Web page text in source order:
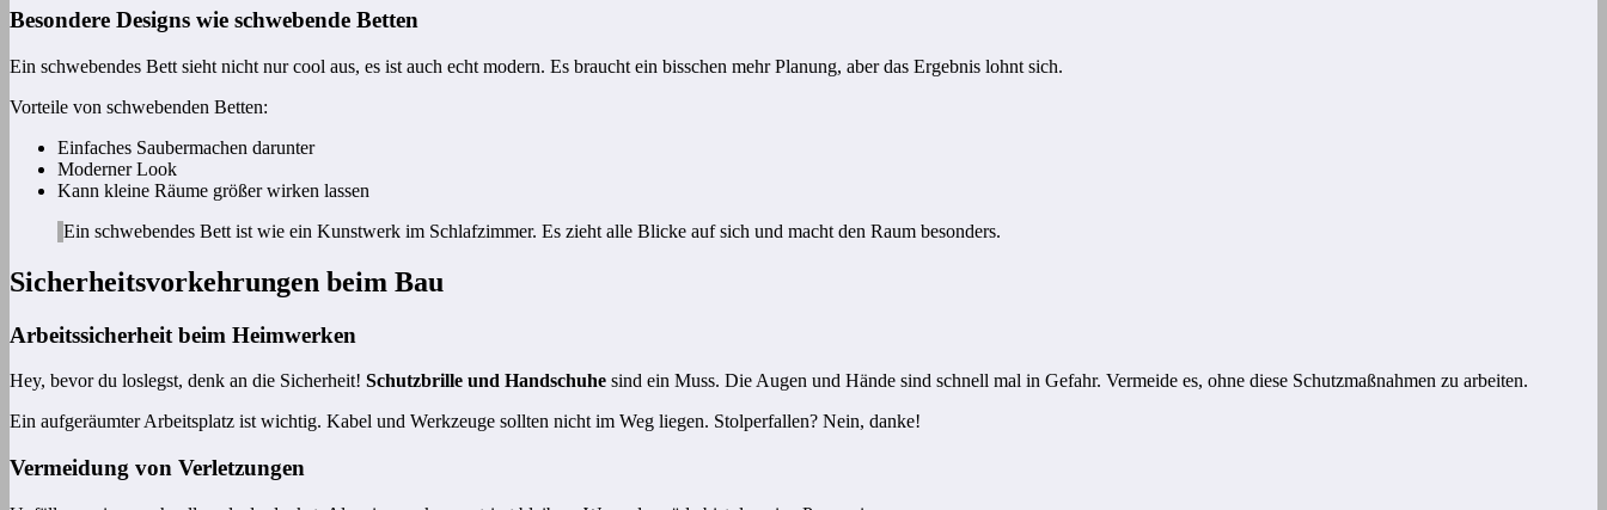
Besondere Designs wie schwebende Betten
Ein schwebendes Bett sieht nicht nur cool aus, es ist auch echt modern. Es braucht ein bisschen mehr Planung, aber das Ergebnis lohnt sich.
Vorteile von schwebenden Betten:
Einfaches Saubermachen darunter
Moderner Look
Kann kleine Räume größer wirken lassen
Ein schwebendes Bett ist wie ein Kunstwerk im Schlafzimmer. Es zieht alle Blicke auf sich und macht den Raum besonders.
Sicherheitsvorkehrungen beim Bau
Arbeitssicherheit beim Heimwerken
Hey, bevor du loslegst, denk an die Sicherheit! Schutzbrille und Handschuhe sind ein Muss. Die Augen und Hände sind schnell mal in Gefahr. Vermeide es, ohne diese Schutzmaßnahmen zu arbeiten.
Ein aufgeräumter Arbeitsplatz ist wichtig. Kabel und Werkzeuge sollten nicht im Weg liegen. Stolperfallen? Nein, danke!
Vermeidung von Verletzungen